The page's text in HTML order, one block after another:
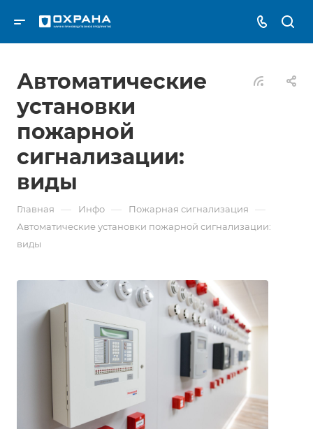
Автоматические
установки
пожарной
сигнализации:
виды
Главная — Инфо — Пожарная сигнализация —
Автоматические установки пожарной сигнализации:
виды